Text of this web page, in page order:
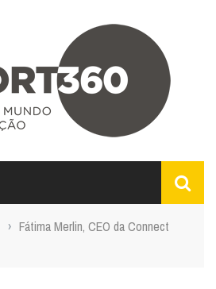
› Fátima Merlin, CEO da Connect